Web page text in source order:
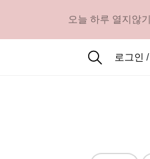
오늘 하루 열지않기
로그인 /